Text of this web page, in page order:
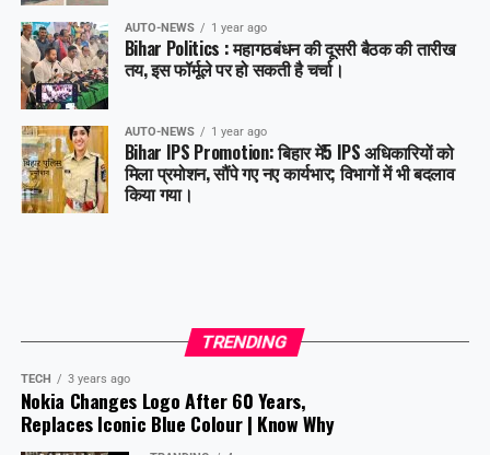
AUTO-NEWS 1 year ago
Bihar Politics : महागठबंधन की दूसरी बैठक की तारीख
तय, इस फॉर्मूले पर हो सकती है चर्चा।
AUTO-NEWS 1 year ago
Bihar IPS Promotion: बिहार में5 IPS अधिकारियों को
मिला प्रमोशन, सौंपे गए नए कार्यभार; विभागों में भी बदलाव
किया गया।
TRENDING
TECH 3 years ago
Nokia Changes Logo After 60 Years,
Replaces Iconic Blue Colour | Know Why